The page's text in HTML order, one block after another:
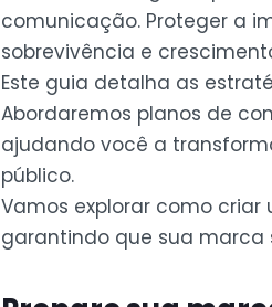
comunicação. Proteger a
sobrevivência e
Este guia detalha as
Abordaremos planos de
ajudando você a
público.
Vamos explorar como
garantindo que sua